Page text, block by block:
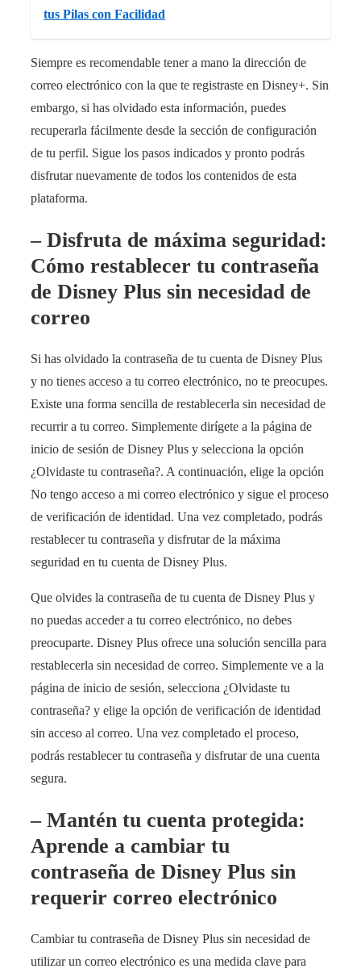
tus Pilas con Facilidad
Siempre es recomendable tener a mano la dirección de
correo electrónico con la que te registraste en Disney+. Sin
embargo, si has olvidado esta información, puedes
recuperarla fácilmente desde la sección de configuración
de tu perfil. Sigue los pasos indicados y pronto podrás
disfrutar nuevamente de todos los contenidos de esta
plataforma.
– Disfruta de máxima seguridad:
Cómo restablecer tu contraseña
de Disney Plus sin necesidad de
correo
Si has olvidado la contraseña de tu cuenta de Disney Plus
y no tienes acceso a tu correo electrónico, no te preocupes.
Existe una forma sencilla de restablecerla sin necesidad de
recurrir a tu correo. Simplemente dirígete a la página de
inicio de sesión de Disney Plus y selecciona la opción
¿Olvidaste tu contraseña?. A continuación, elige la opción
No tengo acceso a mi correo electrónico y sigue el proceso
de verificación de identidad. Una vez completado, podrás
restablecer tu contraseña y disfrutar de la máxima
seguridad en tu cuenta de Disney Plus.
Que olvides la contraseña de tu cuenta de Disney Plus y
no puedas acceder a tu correo electrónico, no debes
preocuparte. Disney Plus ofrece una solución sencilla para
restablecerla sin necesidad de correo. Simplemente ve a la
página de inicio de sesión, selecciona ¿Olvidaste tu
contraseña? y elige la opción de verificación de identidad
sin acceso al correo. Una vez completado el proceso,
podrás restablecer tu contraseña y disfrutar de una cuenta
segura.
– Mantén tu cuenta protegida:
Aprende a cambiar tu
contraseña de Disney Plus sin
requerir correo electrónico
Cambiar tu contraseña de Disney Plus sin necesidad de
utilizar un correo electrónico es una medida clave para